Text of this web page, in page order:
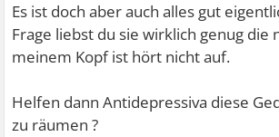
Es ist doch aber auch alles gut
Frage liebst du sie wirklich genug die
meinem Kopf ist hört nicht auf.
Helfen dann Antidepressiva diese
zu räumen ?